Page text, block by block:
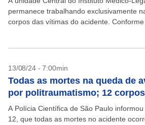
permanece trabalhando exclusivamente
corpos das vítimas do acidente. Conforme
13/08/24 - 7:00min
Todas as mortes na queda de
por politraumatismo; 12
A Polícia Científica de São Paulo informou
12, que todas as mortes no acidente